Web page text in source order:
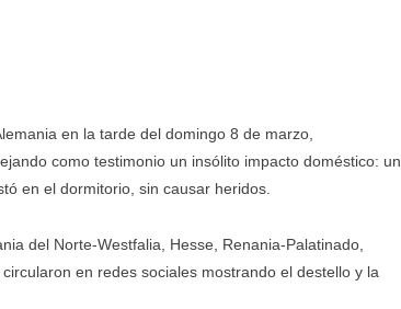
en la tarde del domingo 8 de marzo,
como testimonio un insólito impacto doméstico: un
en el dormitorio, sin causar heridos.
del Norte-Westfalia, Hesse, Renania-Palatinado,
en redes sociales mostrando el destello y la